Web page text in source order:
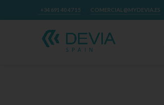
+34 691 40 47 15 COMERCIAL@MYDEVIA.ES